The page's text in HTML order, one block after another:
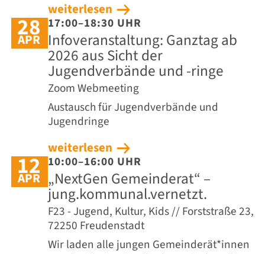
weiterlesen
28
APR
17:00–18:30 UHR
Infoveranstaltung: Ganztag ab
2026 aus Sicht der
Jugendverbände und -ringe
Zoom Webmeeting
Austausch für Jugendverbände und
Jugendringe
weiterlesen
12
APR
10:00–16:00 UHR
„NextGen Gemeinderat“ –
jung.kommunal.vernetzt.
F23 - Jugend, Kultur, Kids // Forststraße 23,
72250 Freudenstadt
Wir laden alle jungen Gemeinderät*innen